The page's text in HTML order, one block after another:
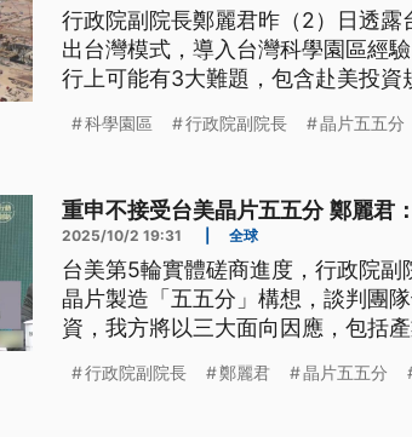
行政院副院長鄭麗君昨（2）日透
出台灣模式，導入台灣科學園區經
行上可能有3大難題，包含赴美投資
1400元，帶領台股續創新高，收在2
科學園區 行政院副院長 晶片五五分
重申不接受台美晶片五五分 鄭麗君
2025/10/2 19:31 全球
台美第5輪實體磋商進度，行政院
晶片製造「五五分」構想，談判團
資，我方將以三大面向因應，包括
響，權王台積電再刷新天價，收在
行政院副院長 鄭麗君 晶片五五分